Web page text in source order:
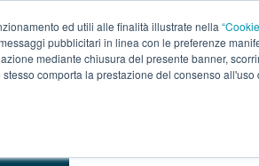
ed utili alle finalità illustrate nella
pubblicitari in linea con le preferenze
mediante chiusura del presente banner,
comporta la prestazione del consenso all'uso